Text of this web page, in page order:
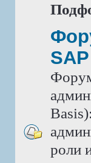
SAP
роли